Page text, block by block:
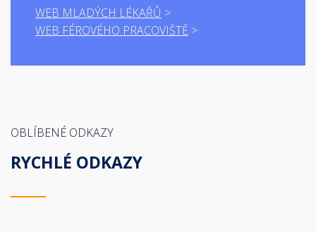
WEB MLADÝCH LÉKAŘŮ
WEB FÉROVÉHO PRACOVIŠTĚ
OBLÍBENÉ ODKAZY
RYCHLÉ ODKAZY